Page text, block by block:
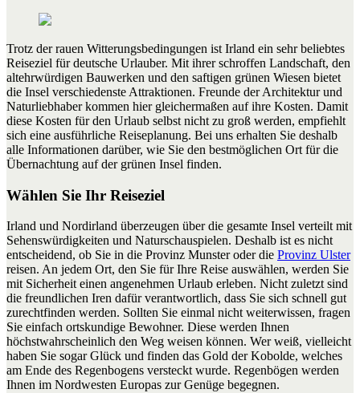
Trotz der rauen Witterungsbedingungen ist Irland ein sehr beliebtes
Reiseziel für deutsche Urlauber. Mit ihrer schroffen Landschaft, den
altehrwürdigen Bauwerken und den saftigen grünen Wiesen bietet
die Insel verschiedenste Attraktionen. Freunde der Architektur und
Naturliebhaber kommen hier gleichermaßen auf ihre Kosten. Damit
diese Kosten für den Urlaub selbst nicht zu groß werden, empfiehlt
sich eine ausführliche Reiseplanung. Bei uns erhalten Sie deshalb
alle Informationen darüber, wie Sie den bestmöglichen Ort für die
Übernachtung auf der grünen Insel finden.
Wählen Sie Ihr Reiseziel
Irland und Nordirland überzeugen über die gesamte Insel verteilt mit
Sehenswürdigkeiten und Naturschauspielen. Deshalb ist es nicht
entscheidend, ob Sie in die Provinz Munster oder die Provinz Ulster
reisen. An jedem Ort, den Sie für Ihre Reise auswählen, werden Sie
mit Sicherheit einen angenehmen Urlaub erleben. Nicht zuletzt sind
die freundlichen Iren dafür verantwortlich, dass Sie sich schnell gut
zurechtfinden werden. Sollten Sie einmal nicht weiterwissen, fragen
Sie einfach ortskundige Bewohner. Diese werden Ihnen
höchstwahrscheinlich den Weg weisen können. Wer weiß, vielleicht
haben Sie sogar Glück und finden das Gold der Kobolde, welches
am Ende des Regenbogens versteckt wurde. Regenbögen werden
Ihnen im Nordwesten Europas zur Genüge begegnen.